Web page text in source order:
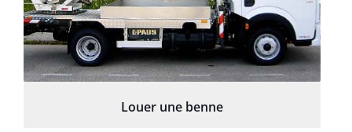
Louer une benne